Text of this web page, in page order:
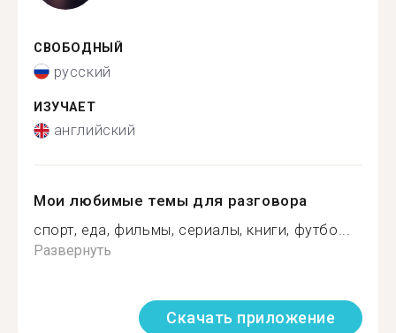
СВОБОДНЫЙ
русский
ИЗУЧАЕТ
английский
Мои любимые темы для разговора
спорт, еда, фильмы, сериалы, книги, футбо...
Развернуть
Скачать приложение